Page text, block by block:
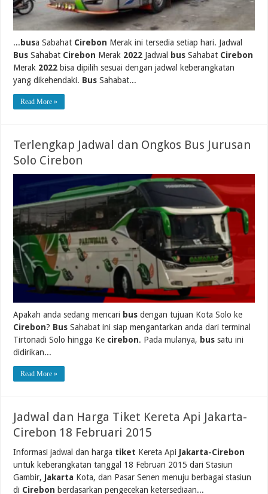
...busa Sabahat Cirebon Merak ini tersedia setiap hari. Jadwal
Bus Sahabat Cirebon Merak 2022 Jadwal bus Sahabat Cirebon
Merak 2022 bisa dipilih sesuai dengan jadwal keberangkatan
yang dikehendaki. Bus Sahabat...
Read More »
Terlengkap Jadwal dan Ongkos Bus Jurusan
Solo Cirebon
Apakah anda sedang mencari bus dengan tujuan Kota Solo ke
Cirebon? Bus Sahabat ini siap mengantarkan anda dari terminal
Tirtonadi Solo hingga Ke cirebon. Pada mulanya, bus satu ini
didirikan...
Read More »
Jadwal dan Harga Tiket Kereta Api Jakarta-
Cirebon 18 Februari 2015
Informasi jadwal dan harga tiket Kereta Api Jakarta-Cirebon
untuk keberangkatan tanggal 18 Februari 2015 dari Stasiun
Gambir, Jakarta Kota, dan Pasar Senen menuju berbagai stasiun
di Cirebon berdasarkan pengecekan ketersediaan...